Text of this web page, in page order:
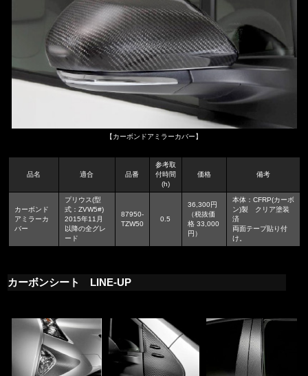
【カーボンドアミラーカバー】
品名 適合 品番
参考取
付時間
(h)
価格 備考
カーボンド
アミラーカ
バー
プリウス(型
式：ZVW5#)
2015年11月
以降の全グレ
ード
87950-
TZW50
0.5
36,300円
（税抜価
格 33,000
円）
本体：CFRP(カーボ
ン)製 クリア塗装
済
両面テープ貼り付
け。
カーボンシート LINE-UP